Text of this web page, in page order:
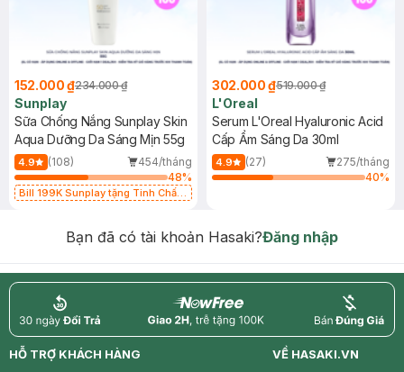
152.000 ₫234.000 ₫
Sunplay
Sữa Chống Nắng Sunplay Skin
Aqua Dưỡng Da Sáng Mịn 55g
4.9 (108)
454/tháng
48%
Bill 199K Sunplay tặng Tinh Chất
302.000 ₫519.000 ₫
L'Oreal
Serum L'Oreal Hyaluronic Acid
Cấp Ẩm Sáng Da 30ml
4.9 (27)
275/tháng
40%
Bạn đã có tài khoản Hasaki?Đăng nhập
return nowfree price
HỖ TRỢ KHÁCH HÀNG
VỀ HASAKI.VN